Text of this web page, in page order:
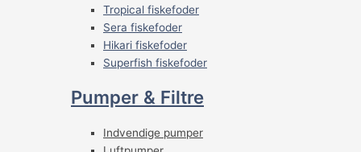
Tropical fiskefoder
Sera fiskefoder
Hikari fiskefoder
Superfish fiskefoder
Pumper & Filtre
Indvendige pumper